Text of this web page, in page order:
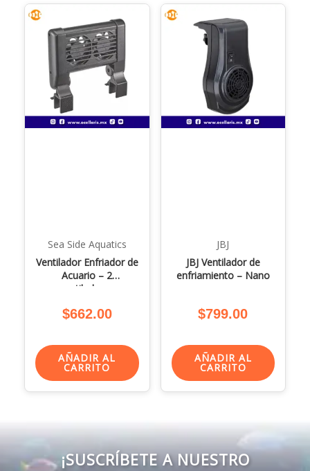
Sea Side Aquatics
Ventilador Enfriador de
Acuario – 2
ventiladores
$662.00
AÑADIR AL
CARRITO
JBJ
JBJ Ventilador de
enfriamiento – Nano
$799.00
AÑADIR AL
CARRITO
¡SUSCRÍBETE A NUESTRO